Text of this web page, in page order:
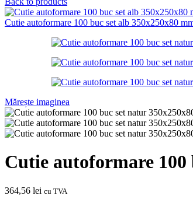
Cutie autoformare 100 buc set alb 350x250x80
Mărește imaginea
Cutie autoformare
364,56 lei cu TVA